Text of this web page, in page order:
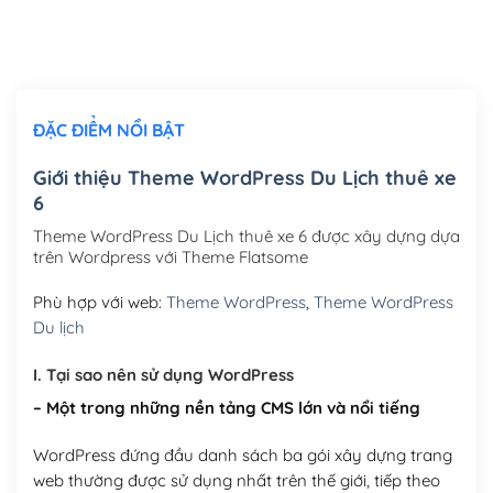
Mua thêm Host + Tên miền
Tên miền quốc tế .com .net .org (1 năm)
(+300,000₫)
Hosting 2GB SSD (1 năm)(+450,000₫)
Hosting 3GB SSD (1 năm)(+550,000₫)
Hosting 5GB SSD (1 năm)
Hosting 8GB SSD (1 năm) (+950,000₫)
ĐẶC ĐIỂM NỔI BẬT
Giới thiệu Theme WordPress Du Lịch thuê xe
6
Theme WordPress Du Lịch thuê xe 6 được xây dựng dựa
trên Wordpress với Theme Flatsome
Phù hợp với web: Theme WordPress, Theme WordPress
Du lịch
I. Tại sao nên sử dụng WordPress
– Một trong những nền tảng CMS lớn và nổi tiếng
WordPress đứng đầu danh sách ba gói xây dựng trang
web thường được sử dụng nhất trên thế giới, tiếp theo